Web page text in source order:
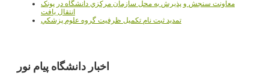
معاونت سنجش و پذيرش به محل سازمان مرکزي دانشگاه در پونک
انتقال يافت
تمديد ثبت نام تکميل ظرفيت گروه علوم پزشکي
اخبار دانشگاه پیام نور